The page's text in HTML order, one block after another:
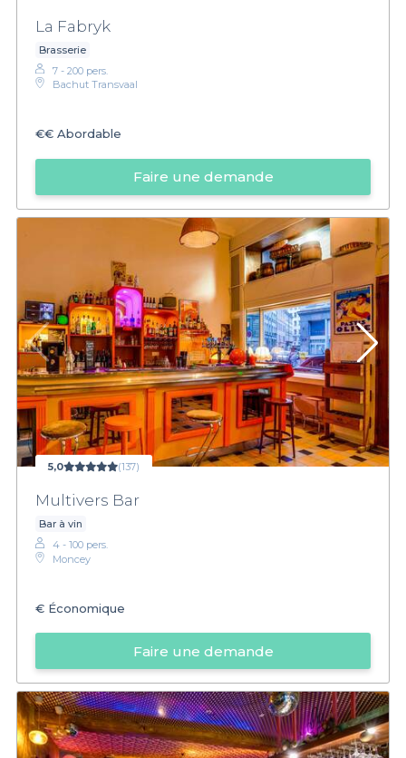
La Fabryk
Brasserie
7 - 200 pers.
Bachut Transvaal
€€ Abordable
Faire une demande
5,0 (137)
Multivers Bar
Bar à vin
4 - 100 pers.
Moncey
€ Économique
Faire une demande